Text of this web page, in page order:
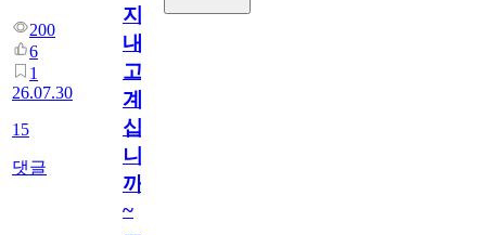
200
6
1
26.07.30
15
댓글
지
내
고
계
십
니
까
~